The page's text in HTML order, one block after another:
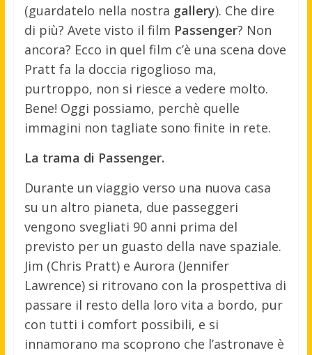
(guardatelo nella nostra gallery). Che dire
di più? Avete visto il film Passenger? Non
ancora? Ecco in quel film c’è una scena dove
Pratt fa la doccia rigoglioso ma,
purtroppo, non si riesce a vedere molto.
Bene! Oggi possiamo, perchè quelle
immagini non tagliate sono finite in rete.
La trama di Passenger.
Durante un viaggio verso una nuova casa
su un altro pianeta, due passeggeri
vengono svegliati 90 anni prima del
previsto per un guasto della nave spaziale.
Jim (Chris Pratt) e Aurora (Jennifer
Lawrence) si ritrovano con la prospettiva di
passare il resto della loro vita a bordo, pur
con tutti i comfort possibili, e si
innamorano ma scoprono che l’astronave è